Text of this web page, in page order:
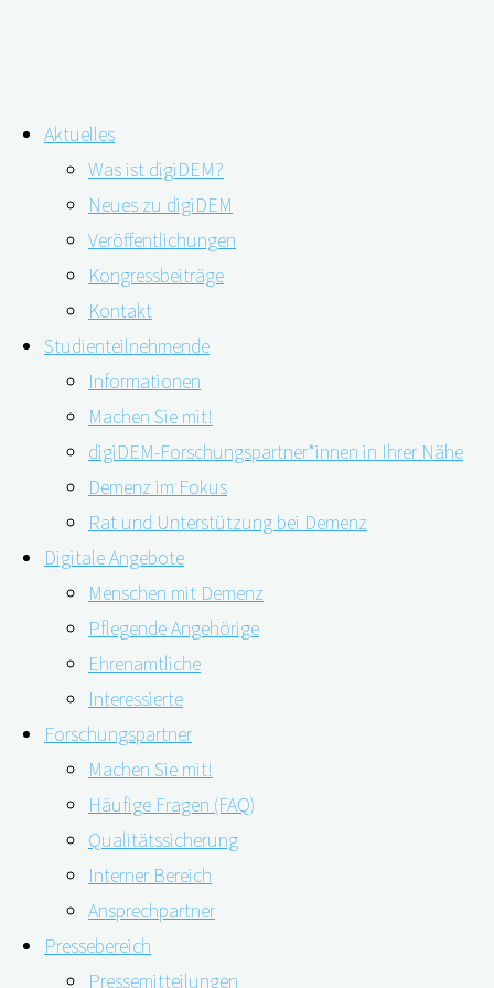
Inhalt
springen
Aktuelles
Was ist digiDEM?
Neues zu digiDEM
Veröffentlichungen
Kongressbeiträge
Kontakt
Studienteilnehmende
Informationen
Machen Sie mit!
digiDEM-Forschungspartner*innen in Ihrer Nähe
Demenz im Fokus
Rat und Unterstützung bei Demenz
Digitale Angebote
Menschen mit Demenz
Pflegende Angehörige
Ehrenamtliche
Interessierte
Forschungspartner
Machen Sie mit!
Häufige Fragen (FAQ)
Qualitätssicherung
Interner Bereich
Ansprechpartner
Pressebereich
Pressemitteilungen
Schlagwort:Unterfranken
Erstmalig in Deutschland Demenz-
Screening in ländlichen Regionen
12.05.2023
Demenzdiagnosen werden häufig erst sehr spät
gestellt, oft zu spät. Doch können Betroffene kostbare
Zeit gewinnen – gerade dann, wenn sie fernab von
medizinischen Einrichtungen leben, die auf Demenz
spezialisiert sind. Denn das Digitale Demenzregister
Bayern (digiDEM Bayern), das an der Friedrich-